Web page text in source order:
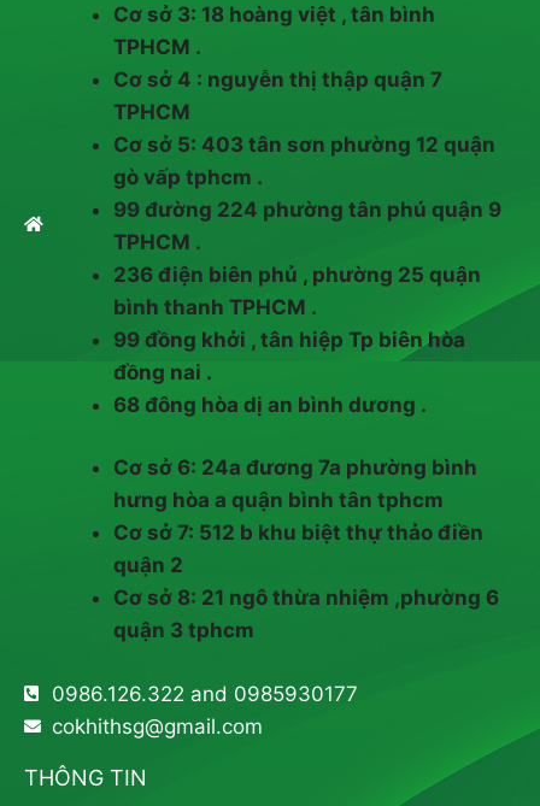
Cơ sở 3: 18 hoàng việt , tân bình
TPHCM .
Cơ sở 4 : nguyễn thị thập quận 7
TPHCM
Cơ sở 5: 403 tân sơn phường 12 quận
gò vấp tphcm .
99 đường 224 phường tân phú quận 9
TPHCM .
236 điện biên phủ , phường 25 quận
bình thanh TPHCM .
99 đồng khởi , tân hiệp Tp biên hòa
đồng nai .
68 đông hòa dị an bình dương .
Cơ sở 6: 24a đương 7a phường bình
hưng hòa a quận bình tân tphcm
Cơ sở 7: 512 b khu biệt thự thảo điền
quận 2
Cơ sở 8: 21 ngô thừa nhiệm ,phường 6
quận 3 tphcm
0986.126.322 and 0985930177
cokhithsg@gmail.com
THÔNG TIN